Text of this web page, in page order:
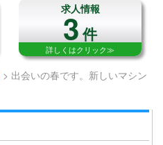
求人情報
3件
詳しくはクリック≫
> 出会いの春です。新しいマシン